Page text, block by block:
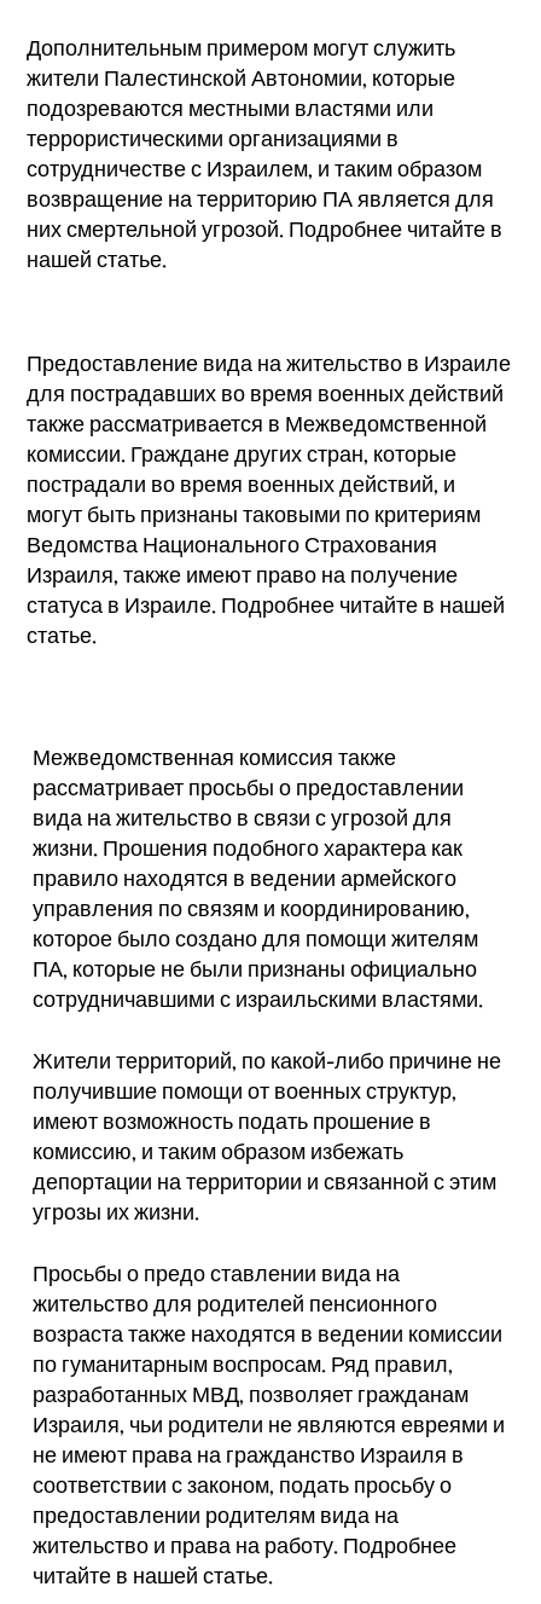
Дополнительным примером могут служить
жители Палестинской Автономии, которые
подозреваются местными властями или
террористическими организациями в
сотрудничестве с Израилем, и таким образом
возвращение на территорию ПА является для
них смертельной угрозой. Подробнее читайте в
нашей статье.
Предоставление вида на жительство в Израиле
для пострадавших во время военных действий
также рассматривается в Межведомственной
комиссии. Граждане других стран, которые
пострадали во время военных действий, и
могут быть признаны таковыми по критериям
Ведомства Национального Страхования
Израиля, также имеют право на получение
статуса в Израиле. Подробнее читайте в нашей
статье.
Межведомственная комиссия также
рассматривает просьбы о предоставлении
вида на жительство в связи с угрозой для
жизни. Прошения подобного характера как
правило находятся в ведении армейского
управления по связям и координированию,
которое было создано для помощи жителям
ПА, которые не были признаны официально
сотрудничавшими с израильскими властями.
Жители территорий, по какой-либо причине не
получившие помощи от военных структур,
имеют возможность подать прошение в
комиссию, и таким образом избежать
депортации на территории и связанной с этим
угрозы их жизни.
Просьбы о предо ставлении вида на
жительство для родителей пенсионного
возраста также находятся в ведении комиссии
по гуманитарным воспросам. Ряд правил,
разработанных МВД, позволяет гражданам
Израиля, чьи родители не являются евреями и
не имеют права на гражданство Израиля в
соответствии с законом, подать просьбу о
предоставлении родителям вида на
жительство и права на работу. Подробнее
читайте в нашей статье.